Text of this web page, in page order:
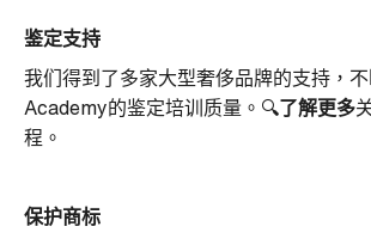
鉴定支持
我们得到了多家大型奢侈品牌的支持，
Academy的鉴定培训质量。🔍了解更多
程。
保护商标